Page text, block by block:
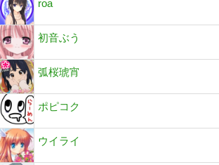
roa
初音ぶう
弧桜琥宵
ポピコク
ウイライ